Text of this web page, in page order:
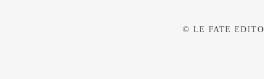
© LE FATE